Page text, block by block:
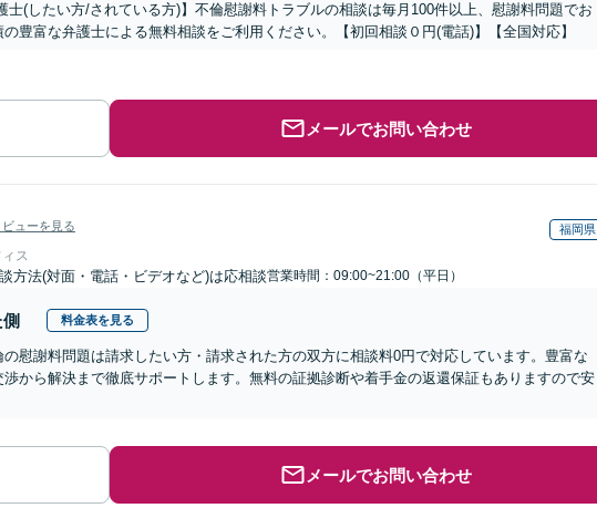
士(したい方/されている方)】不倫慰謝料トラブルの相談は毎月100件以上、慰謝料問題でお
豊富な弁護士による無料相談をご利用ください。【初回相談０円(電話)】【全国対応】
メールでお問い合わせ
ビューを見る 福岡県
ス
方法(対面・電話・ビデオなど)は応相談営業時間：09:00~21:00（平日）
料金表を見る
の慰謝料問題は請求したい方・請求された方の双方に相談料0円で対応しています。豊富な
から解決まで徹底サポートします。無料の証拠診断や着手金の返還保証もありますので安
メールでお問い合わせ